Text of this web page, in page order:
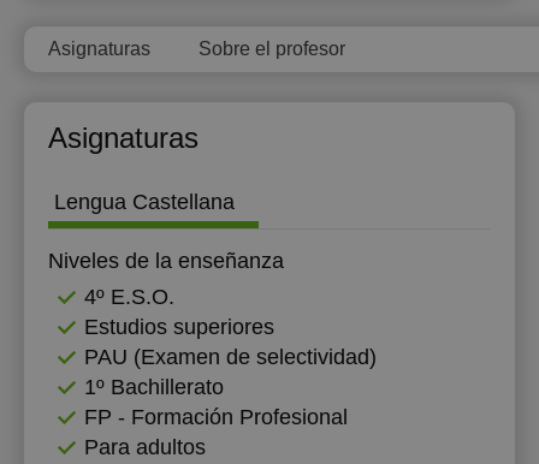
Asignaturas Sobre el profesor
Asignaturas
Lengua Castellana
Niveles de la enseñanza
4º E.S.O.
Estudios superiores
PAU (Examen de selectividad)
1º Bachillerato
FP - Formación Profesional
Para adultos